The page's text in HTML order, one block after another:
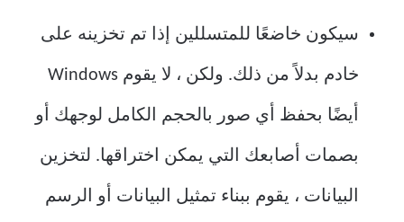
سيكون خاضعًا للمتسللين إذا تم تخزينه على
خادم بدلاً من ذلك. ولكن ، لا يقوم Windows
أيضًا بحفظ أي صور بالحجم الكامل لوجهك أو
بصمات أصابعك التي يمكن اختراقها. لتخزين
البيانات ، يقوم ببناء تمثيل البيانات أو الرسم